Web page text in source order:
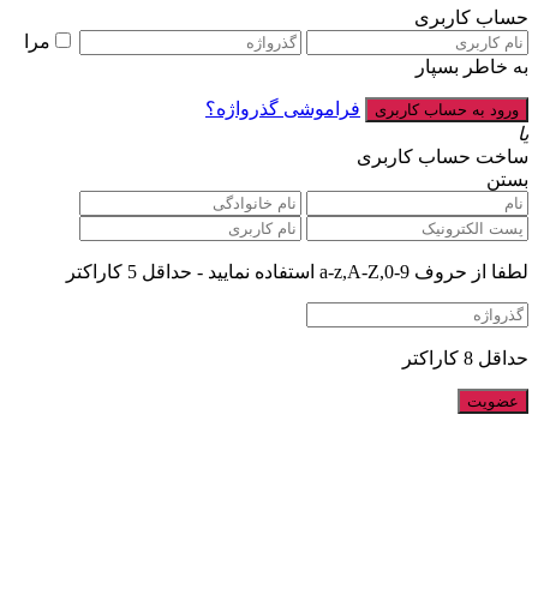
حساب کاربری
مرا
به خاطر بسپار
فراموشی گذرواژه؟
یا
ساخت حساب کاربری
بستن
لطفا از حروف a-z,A-Z,0-9 استفاده نمایید - حداقل 5 کاراکتر
حداقل 8 کاراکتر